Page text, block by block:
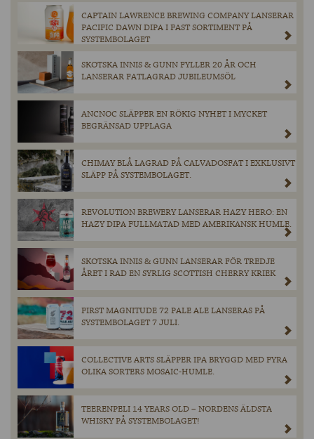
CAPTAIN LAWRENCE BREWING COMPANY LANSERAR
PACIFIC DAWN DIPA I FAST SORTIMENT PÅ
SYSTEMBOLAGET
SKOTSKA INNIS & GUNN FYLLER 20 ÅR OCH
LANSERAR FATLAGRAD JUBILEUMSÖL
ANCNOC SLÄPPER EN RÖKIG NYHET I MYCKET
BEGRÄNSAD UPPLAGA
CHIMAY BLÅ LAGRAD PÅ CALVADOSFAT I EXKLUSIVT
SLÄPP PÅ SYSTEMBOLAGET.
REVOLUTION BREWERY LANSERAR HAZY HERO: EN
HAZY DIPA FULLMATAD MED AMERIKANSK HUMLE.
SKOTSKA INNIS & GUNN LANSERAR FÖR TREDJE
ÅRET I RAD EN SYRLIG SCOTTISH CHERRY KRIEK
FIRST MAGNITUDE 72 PALE ALE LANSERAS PÅ
SYSTEMBOLAGET 7 JULI.
COLLECTIVE ARTS SLÄPPER IPA BRYGGD MED FYRA
OLIKA SORTERS MOSAIC-HUMLE.
TEERENPELI 14 YEARS OLD – NORDENS ÄLDSTA
WHISKY PÅ SYSTEMBOLAGET!